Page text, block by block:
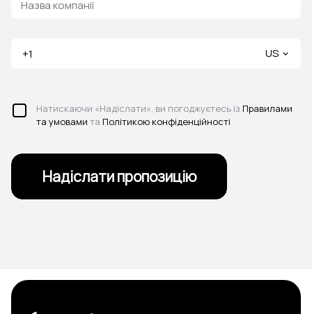
US
Натискаючи «Надіслати», ви погоджуєтесь із Правилами
та умовами та Політикою конфіденційності
Надіслати пропозицію